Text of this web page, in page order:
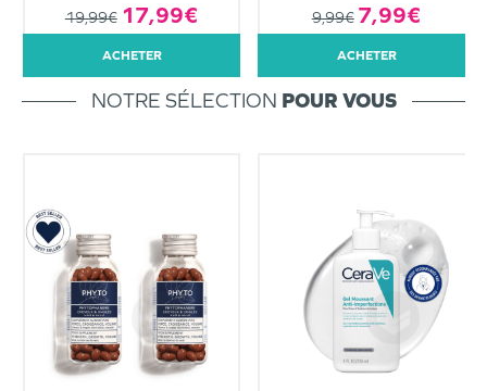
19,99€ 17,99€
ACHETER
9,99€ 7,99€
ACHETER
NOTRE SÉLECTION POUR VOUS